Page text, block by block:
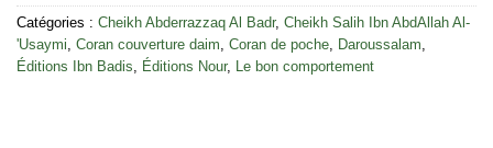
Catégories : Cheikh Abderrazzaq Al Badr, Cheikh Salih Ibn AbdAllah Al-
'Usaymi Coran couverture daim Coran de poche Daroussalam
Éditions Ibn Badis
Éditions Nour, Le bon comportement